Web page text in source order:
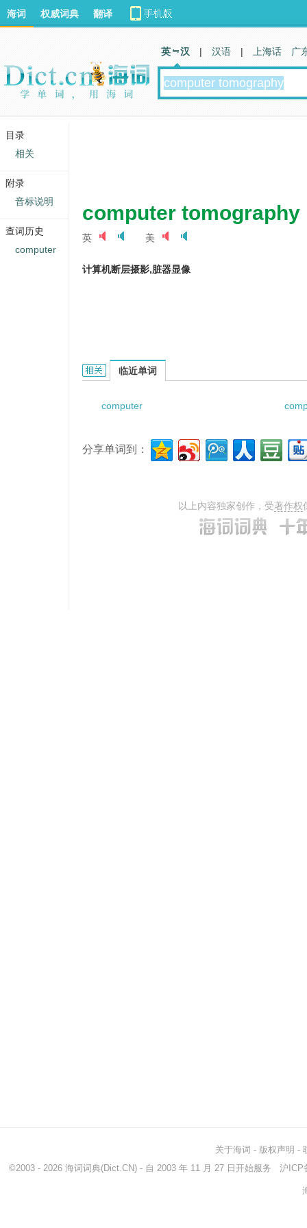
computer tomography
英 美
计算机断层摄影,脏器显像
computer tomography的相关资料：
临近单词
computer
分享单词到：
以上内容独家创作，受著作权
海词 权威词典 翻译
英 汉 | 汉语 | 上海话 广
关于海词 - 版权声明 -
©2003 - 2026 海词词典(Dict.CN) - 自 2003 年 11 月 27 日开始服务 沪ICP
目录
相关
附录
音标说明
查词历史
computer